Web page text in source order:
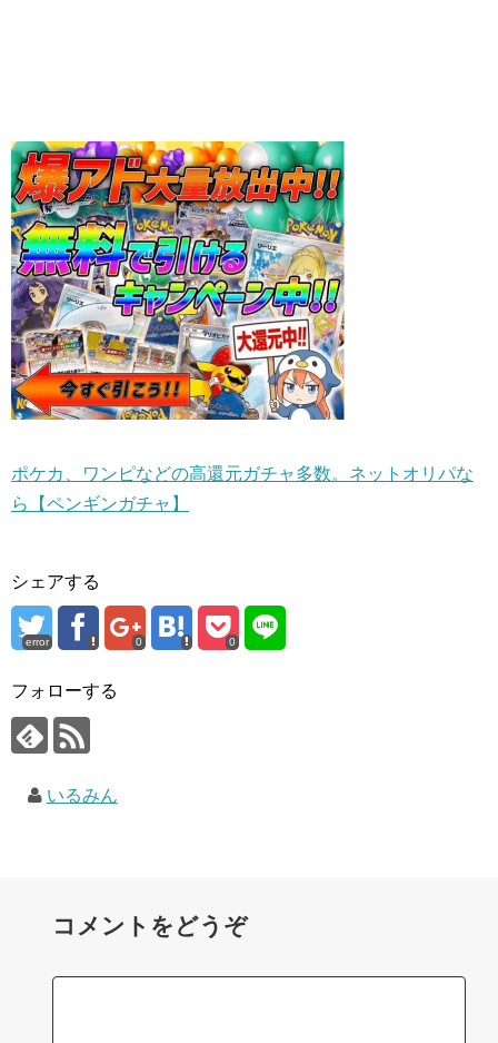
ポケカ、ワンピなどの高還元ガチャ多数。ネットオリパな
ら【ペンギンガチャ】
シェアする
error 0 0
フォローする
いるみん
コメントをどうぞ